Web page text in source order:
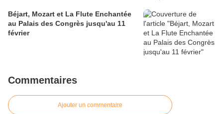
Béjart, Mozart et La Flute Enchantée
au Palais des Congrès jusqu'au 11
février
Commentaires
Ajouter un commentaire